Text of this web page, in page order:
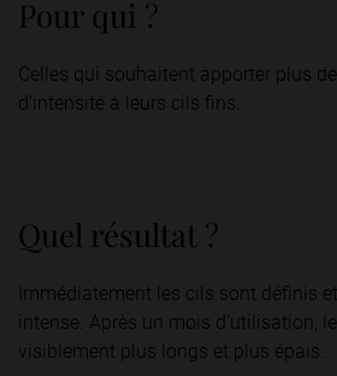
Pour qui ?
Celles qui souhaitent apporter plus
d’intensité à leurs cils fins.
Quel résultat ?
Immédiatement les cils sont définis
intense. Après un mois d’utilisation,
visiblement plus longs et plus épais.